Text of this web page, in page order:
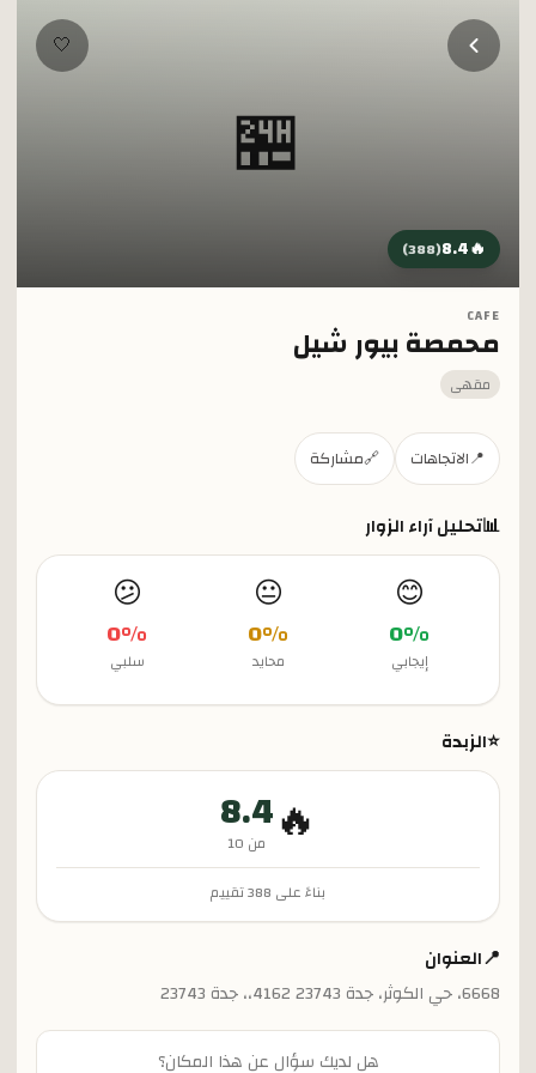
تخطي إلى المحتوى الرئيسي
🏪
🤍
🔥
8.4
(
388
)
CAFE
محمصة بيور شيل
مقهى
📍الاتجاهات 🔗مشاركة
📊تحليل آراء الزوار
😊
0%
إيجابي
😐
0%
محايد
😕
0%
سلبي
⭐الزبدة
🔥
8.4
من 10
بناءً على 388تقييم
📍العنوان
6668، حي الكوثر، جدة 23743 4162،، جدة 23743
هل لديك سؤال عن هذا المكان؟